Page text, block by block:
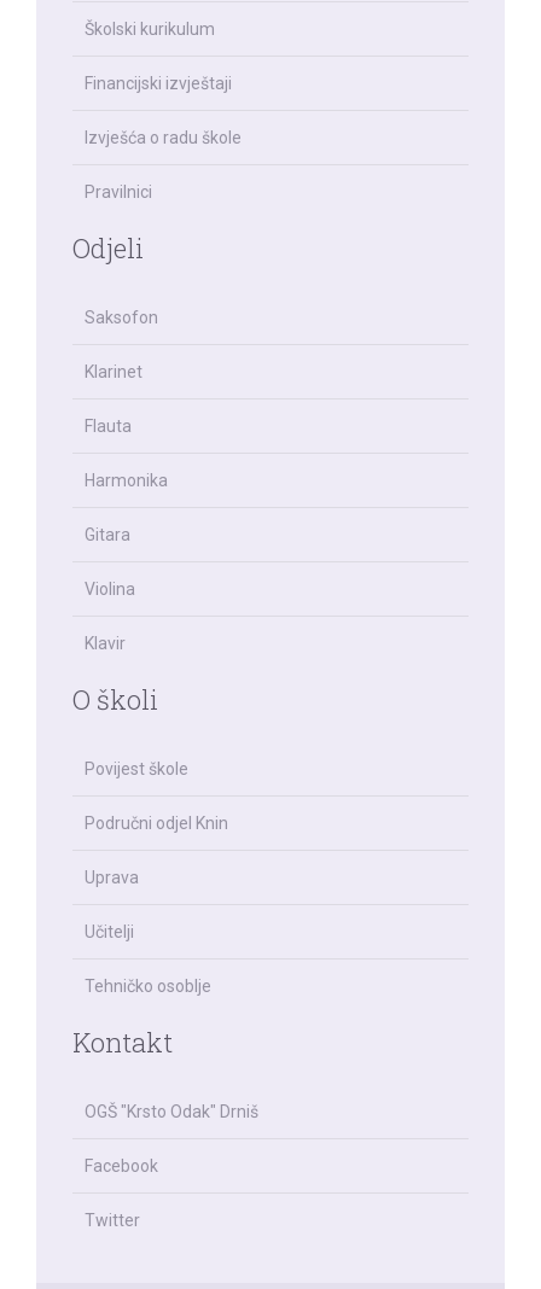
Školski kurikulum
Financijski izvještaji
Izvješća o radu škole
Pravilnici
Odjeli
Saksofon
Klarinet
Flauta
Harmonika
Gitara
Violina
Klavir
O školi
Povijest škole
Područni odjel Knin
Uprava
Učitelji
Tehničko osoblje
Kontakt
OGŠ "Krsto Odak" Drniš
Facebook
Twitter